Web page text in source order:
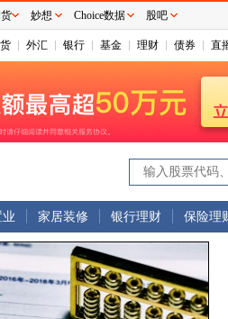
外汇 银行 基金 理财 债券 直
业 家居装修 银行理财 保险理
妙想 Choice数据 股吧